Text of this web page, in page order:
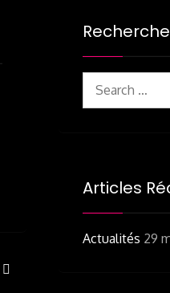
for:
Articles
Actualités 29